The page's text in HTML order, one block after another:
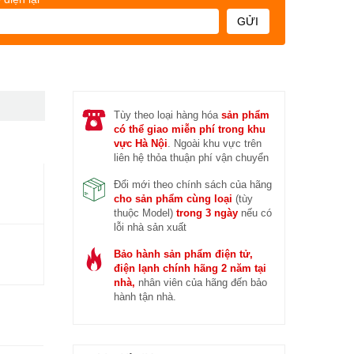
GỬI
Tùy theo loại hàng hóa sản phẩm
có thể giao miễn phí trong khu
vực Hà Nội. Ngoài khu vực trên
liên hệ thỏa thuận phí vận chuyển
Đổi mới theo chính sách của hãng
cho sản phẩm cùng loại (tùy
thuộc Model) trong 3 ngàynếu có
lỗi nhà sản xuất
Bảo hành sản phẩm điện tử,
điện lạnh chính hãng 2 năm tại
nhà, nhân viên của hãng đến bảo
hành tận nhà.